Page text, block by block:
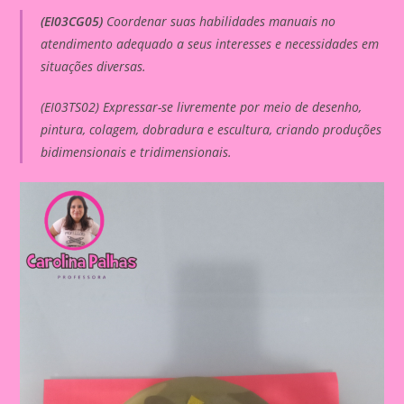
(EI03CG05) Coordenar suas habilidades manuais no
atendimento adequado a seus interesses e necessidades em
situações diversas.
(EI03TS02) Expressar-se livremente por meio de desenho,
pintura, colagem, dobradura e escultura, criando produções
bidimensionais e tridimensionais.